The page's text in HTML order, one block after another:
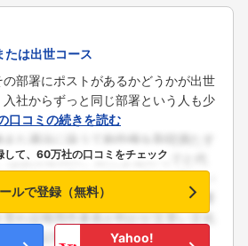
たは出世コース
部署にポストがあるかどうかが出世
社からずっと同じ部署という人も少
口コミの続きを読む
して、60万社の口コミをチェック
ルで登録（無料）
Yahoo!